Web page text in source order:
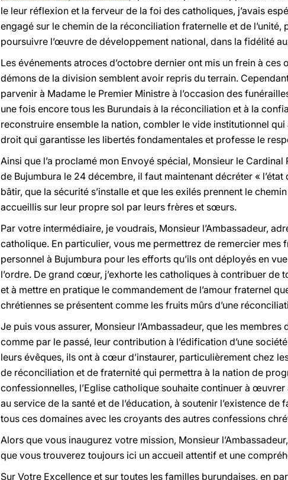
le leur réflexion et la ferveur de la foi des catholiques, j’avais
engagé sur le chemin de la réconciliation fraternelle et de
poursuivre l’œuvre de développement national, dans la fidélité
Les événements atroces d’octobre dernier ont mis un frein à
démons de la division semblent avoir repris du terrain.
parvenir à Madame le Premier Ministre à l’occasion des
une fois encore tous les Burundais à la réconciliation et à la
reconstruire ensemble la nation, combler le vide institutionnel
droit qui garantisse les libertés fondamentales et professe le
Ainsi que l’a proclamé mon Envoyé spécial, Monsieur le
de Bujumbura le 24 décembre, il faut maintenant décréter «
bâtir, que la sécurité s’installe et que les exilés prennent le
accueillis sur leur propre sol par leurs frères et sœurs.
Par votre intermédiaire, je voudrais, Monsieur l’Ambassadeur,
catholique. En particulier, vous me permettrez de remercier mes
personnel à Bujumbura pour les efforts qu’ils ont déployés en
l’ordre. De grand cœur, j’exhorte les catholiques à contribuer
et à mettre en pratique le commandement de l’amour fraternel
chrétiennes se présentent comme les fruits mûrs d’une
Je puis vous assurer, Monsieur l’Ambassadeur, que les
comme par le passé, leur contribution à l’édification d’une
leurs évêques, ils ont à cœur d’instaurer, particulièrement chez
de réconciliation et de fraternité qui permettra à la nation de
confessionnelles, l’Eglise catholique souhaite continuer à
au service de la santé et de l’éducation, à soutenir l’existence
tous ces domaines avec les croyants des autres confessions
Alors que vous inaugurez votre mission, Monsieur
que vous trouverez toujours ici un accueil attentif et une
Sur Votre Excellence et sur toutes les familles burundaises, en